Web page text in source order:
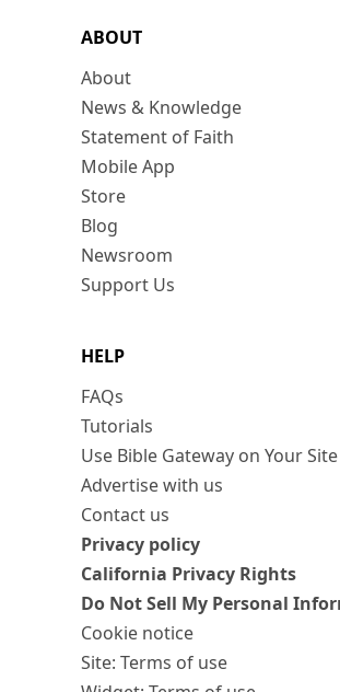
ABOUT
About
News & Knowledge
Statement of Faith
Mobile App
Store
Blog
Newsroom
Support Us
HELP
FAQs
Tutorials
Use Bible Gateway on Your Site
Advertise with us
Contact us
Privacy policy
California Privacy Rights
Do Not Sell My Personal
Cookie notice
Site: Terms of use